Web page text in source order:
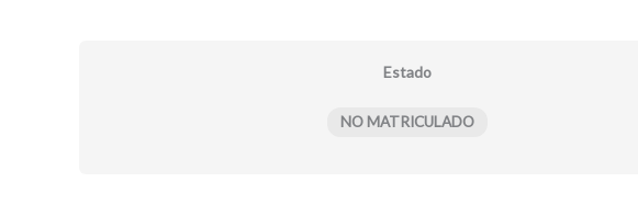
Estado
NO MATRICULADO